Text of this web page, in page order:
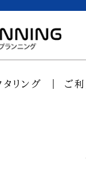
タリング ご